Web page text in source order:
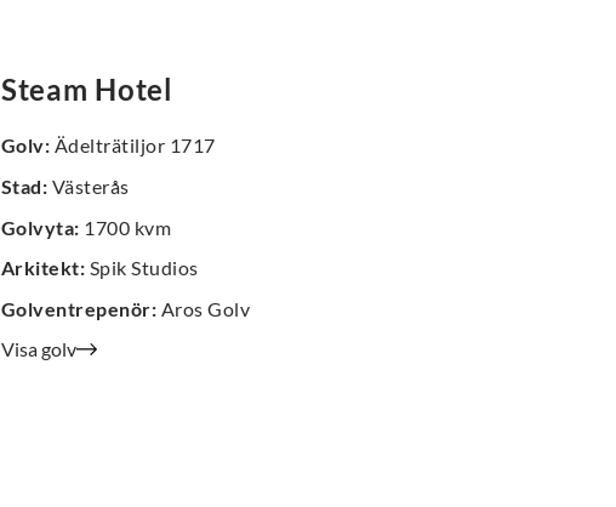
Steam Hotel
Golv: Ädelträtiljor 1717
Stad: Västerås
Golvyta: 1700 kvm
Arkitekt: Spik Studios
Golventrepenör: Aros Golv
Visa golv